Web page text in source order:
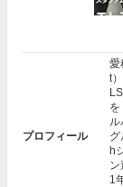
プロフィール
愛
t
h
1